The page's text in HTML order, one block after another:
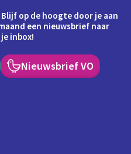
op de hoogte door je aan
een nieuwsbrief naar
inbox!
Nieuwsbrief VO